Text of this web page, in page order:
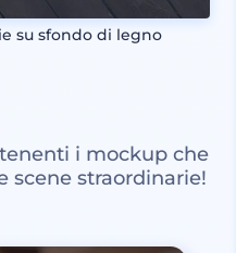
su sfondo di legno
i mockup che
scene straordinarie!